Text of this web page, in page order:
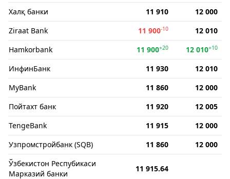
Халқ банки
11 910
12 000
Ziraat Bank
11 900-10
12 010
Hamkorbank
11 900+20 12 010+10
ИнфинБанк 11 930
12 010
MyBank
11 860
12 000
Пойтахт банк
11 920
12 005
TengeBank
11 915
12 000
Узпромстройбанк (SQB)
11 860
12 000
Ўзбекистон Респубикаси
Марказий банки
11 915.64